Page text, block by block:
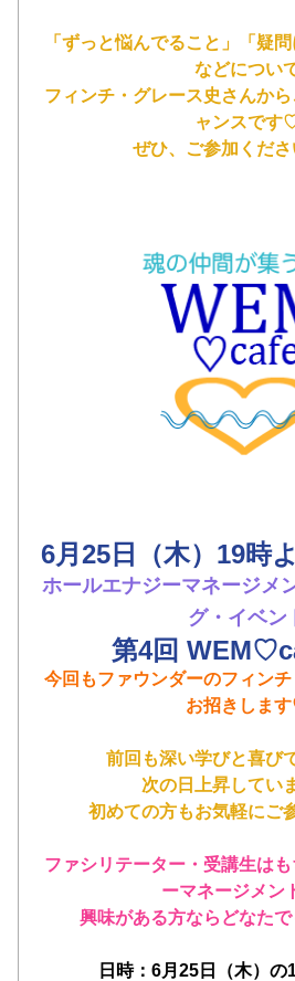
「ずっと悩んでること」「疑
などについ
フィンチ・グレース史さんか
ャンスです
ぜひ、ご参加くださ
6月25日（木）19時
ホールエナジーマネージメ
グ・イベン
第4回
今回もファウンダーのフィン
お招きしま
前回も深い学びと喜び
次の日上昇してい
初めての方もお気軽にご
ファシリテーター・受講生は
ーマネージメン
興味がある方ならどなた
日時：6月25日（木）の